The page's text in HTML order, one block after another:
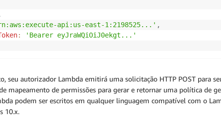
api:us-east-1:2198525...' ,
:
'Bearer eyJraWQiOiJ0ekgt...'
seu autorizador Lambda emitirá uma solicitação HTTP POST para
mapeamento de permissões para gerar e retornar uma política de
podem ser escritos em qualquer linguagem compatível com o
10.x.